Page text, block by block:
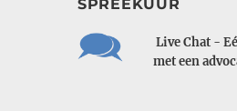
SPREEKUUR
Live Chat -
met een